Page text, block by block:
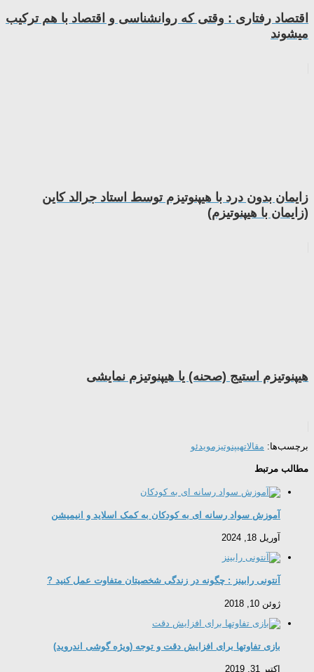
اقتصاد رفتاری : وقتی که روانشناسی و اقتصاد با هم ترکیب
میشوند
زایمان بدون درد با هیپنوتیزم توسط استاد جرالد کاین
(زایمان با هیپنوتیزم)
هیپنوتیزم استیج (صحنه) یا هیپنوتیزم نمایشی
برچسب‌ها: مقالاتهیپنوتیزمویدئو
مطالب مرتبط
آموزش سواد رسانه ای به کودکان به کمک اسلاید و انیمیشن
آوریل 18, 2024
آنتونی رابینز : چگونه در زندگی شخصیتان متفاوت عمل کنید ?
ژوئن 10, 2018
بازی تفاوتها برای افزایش دقت و توجه (ویژه گوشی اندروید)
اکتبر 31, 2019